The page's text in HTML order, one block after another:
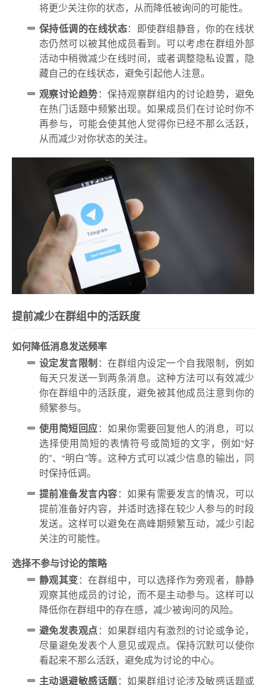
将更少关注你的状态，从而降低被询问的可能性。
保持低调的在线状态：即使群组静音，你的在线状
态仍然可以被其他成员看到。可以考虑在群组外部
活动中稍微减少在线时间，或者调整隐私设置，隐
藏自己的在线状态，避免引起他人注意。
观察讨论趋势：保持观察群组内的讨论趋势，避免
在热门话题中频繁出现。如果成员们在讨论时你不
再参与，可能会使其他人觉得你已经不那么活跃，
从而减少对你状态的关注。
提前减少在群组中的活跃度
如何降低消息发送频率
设定发言限制：在群组内设定一个自我限制，例如
每天只发送一到两条消息。这种方法可以有效减少
你在群组中的活跃度，避免被其他成员注意到你的
频繁参与。
使用简短回应：如果你需要回复他人的消息，可以
选择使用简短的表情符号或简短的文字，例如“好
的”、“明白”等。这种方式可以减少信息的输出，同
时保持低调。
提前准备发言内容：如果有需要发言的情况，可以
提前准备好内容，并适时选择在较少人参与的时段
发送。这样可以避免在高峰期频繁互动，减少引起
关注的可能性。
选择不参与讨论的策略
静观其变：在群组中，可以选择作为旁观者，静静
观察其他成员的讨论，而不是主动参与。这样可以
降低你在群组中的存在感，减少被询问的风险。
避免发表观点：如果群组内有激烈的讨论或争论，
尽量避免发表个人意见或观点。保持沉默可以使你
看起来不那么活跃，避免成为讨论的中心。
主动退避敏感话题：如果群组讨论涉及敏感话题或